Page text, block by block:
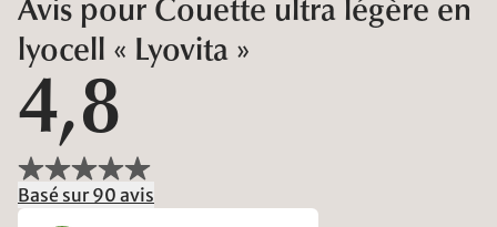
Avis pour Couette ultra légère en
lyocell « Lyovita »
4,8
Basé sur 90 avis